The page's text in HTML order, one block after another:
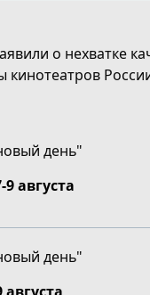
о нехватке
кинотеатров
августа